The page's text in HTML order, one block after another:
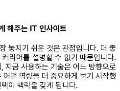
해주는 IT 인사이트
놓치기 쉬운 것은 관점입니다. 더 좋
리어를 설명할 수 없기 때문입니다.
지금 사용하는 기술은 어느 방향으로
떤 역량을 더 중요하게 보기 시작했
이 맥락을 갖게 됩니다.